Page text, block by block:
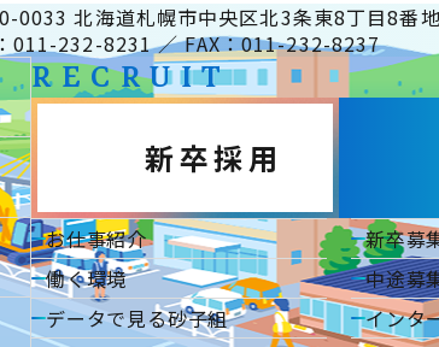
0033 北海道札幌市中央区北3条東8丁目8番
011-232-8231 ／ FAX：011-232-8237
RECRUIT
新卒採用
お仕事紹介
働く環境
データで見る砂子組
新卒募
中途募
インタ